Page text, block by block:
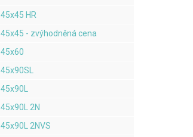
45x45 HR
45x45 - zvýhodněná cena
45x60
45x90SL
45x90L
45x90L 2N
45x90L 2NVS